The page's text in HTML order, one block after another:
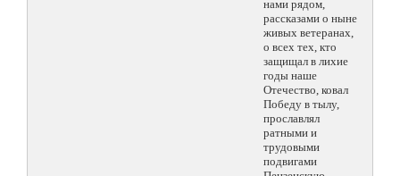
нами рядом,
рассказами о ныне
живых ветеранах,
о всех тех, кто
защищал в лихие
годы наше
Отечество, ковал
Победу в тылу,
прославлял
ратными и
трудовыми
подвигами